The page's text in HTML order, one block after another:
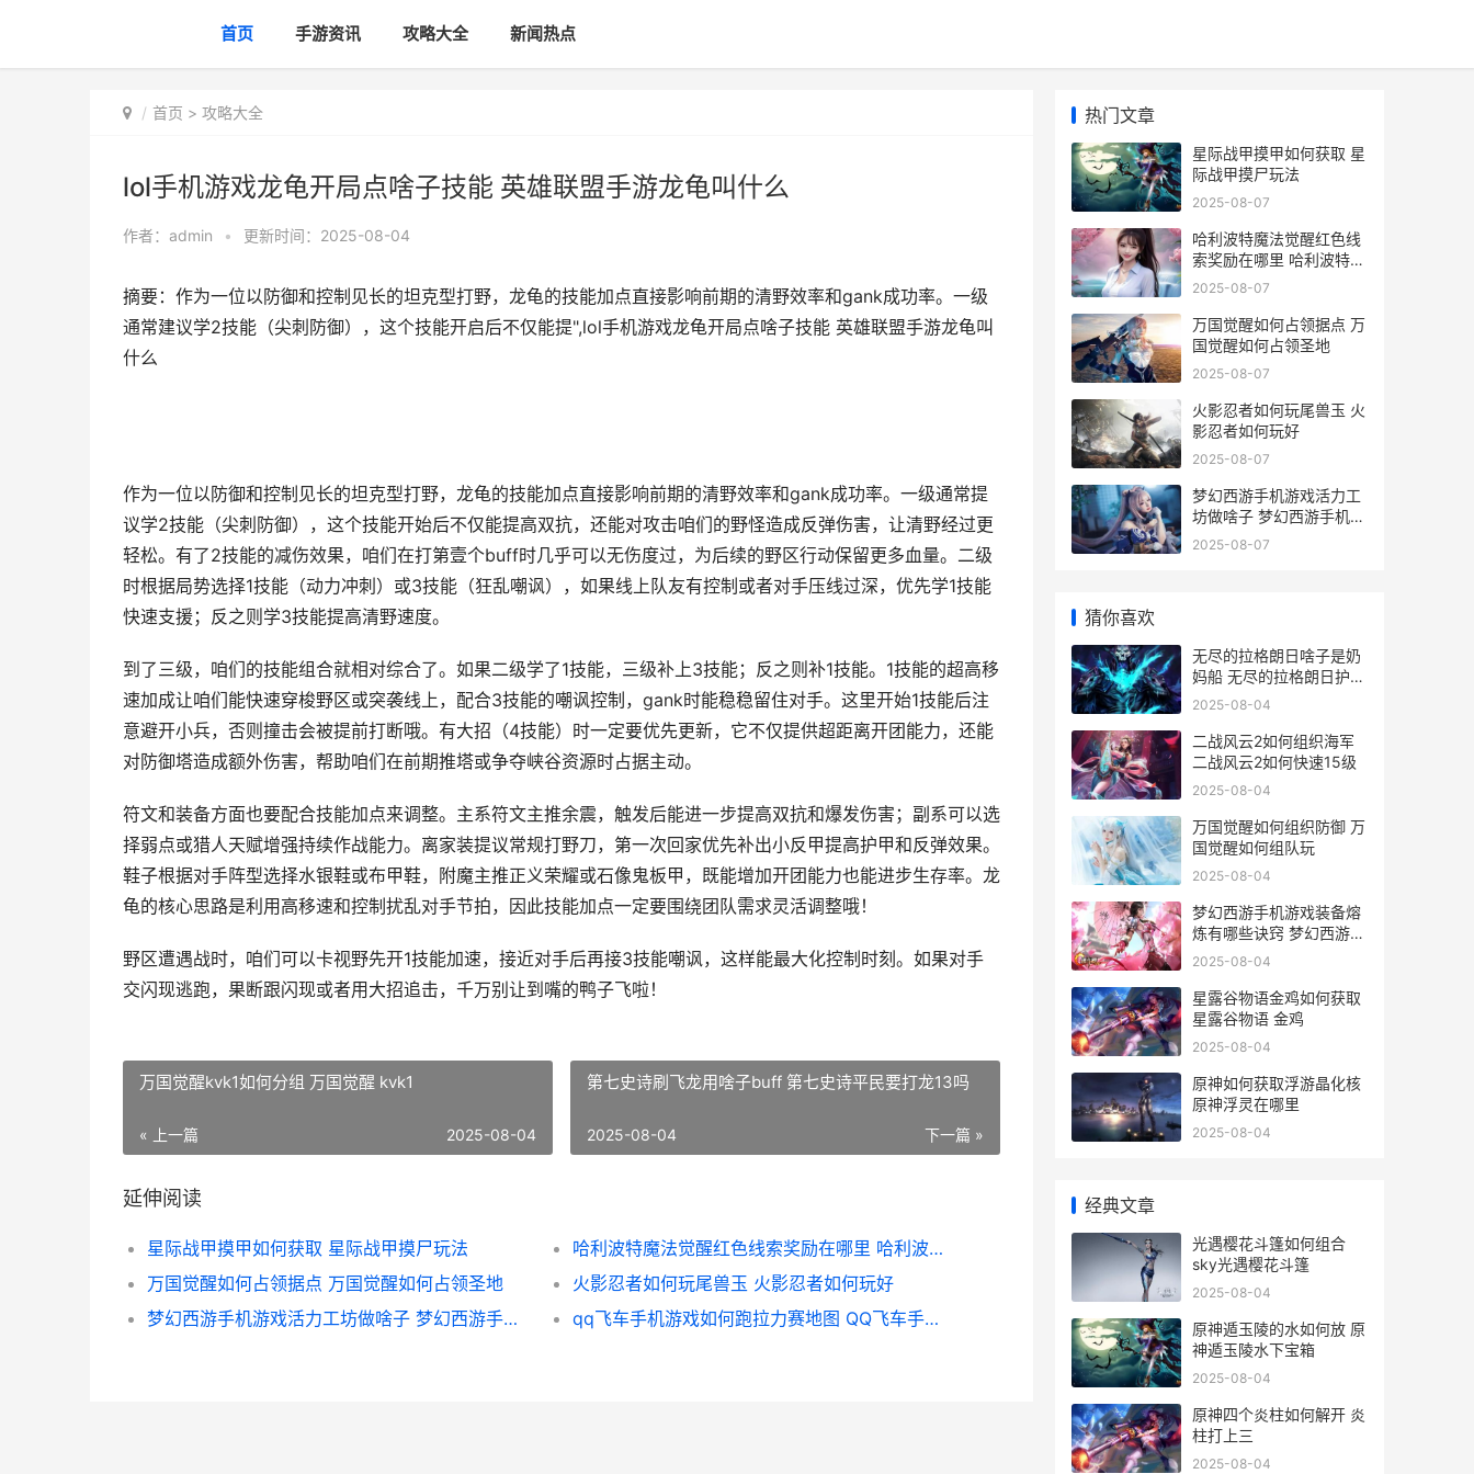
首页 手游资讯 攻略大全 新闻热点
首页 > 攻略大全
lol手机游戏龙龟开局点啥子技能 英雄联盟手游龙龟叫什么
作者： admin • 更新时间：2025-08-04
摘要：作为一位以防御和控制见长的坦克型打野，龙龟的技能加点直接影响前期的清野效率和gank成功率。一级
通常建议学2技能（尖刺防御），这个技能开启后不仅能提",lol手机游戏龙龟开局点啥子技能 英雄联盟手游龙龟叫
什么
作为一位以防御和控制见长的坦克型打野，龙龟的技能加点直接影响前期的清野效率和gank成功率。一级通常提
议学2技能（尖刺防御），这个技能开始后不仅能提高双抗，还能对攻击咱们的野怪造成反弹伤害，让清野经过更
轻松。有了2技能的减伤效果，咱们在打第壹个buff时几乎可以无伤度过，为后续的野区行动保留更多血量。二级
时根据局势选择1技能（动力冲刺）或3技能（狂乱嘲讽），如果线上队友有控制或者对手压线过深，优先学1技能
快速支援；反之则学3技能提高清野速度。
到了三级，咱们的技能组合就相对综合了。如果二级学了1技能，三级补上3技能；反之则补1技能。1技能的超高移
速加成让咱们能快速穿梭野区或突袭线上，配合3技能的嘲讽控制，gank时能稳稳留住对手。这里开始1技能后注
意避开小兵，否则撞击会被提前打断哦。有大招（4技能）时一定要优先更新，它不仅提供超距离开团能力，还能
对防御塔造成额外伤害，帮助咱们在前期推塔或争夺峡谷资源时占据主动。
符文和装备方面也要配合技能加点来调整。主系符文主推余震，触发后能进一步提高双抗和爆发伤害；副系可以选
择弱点或猎人天赋增强持续作战能力。离家装提议常规打野刀，第一次回家优先补出小反甲提高护甲和反弹效果。
鞋子根据对手阵型选择水银鞋或布甲鞋，附魔主推正义荣耀或石像鬼板甲，既能增加开团能力也能进步生存率。龙
龟的核心思路是利用高移速和控制扰乱对手节拍，因此技能加点一定要围绕团队需求灵活调整哦！
野区遭遇战时，咱们可以卡视野先开1技能加速，接近对手后再接3技能嘲讽，这样能最大化控制时刻。如果对手
交闪现逃跑，果断跟闪现或者用大招追击，千万别让到嘴的鸭子飞啦！
万国觉醒kvk1如何分组 万国觉醒 kvk1
« 上一篇 2025-08-04
第七史诗刷飞龙用啥子buff 第七史诗平民要打龙13吗
下一篇 »
2025-08-04
延伸阅读
星际战甲摸甲如何获取 星际战甲摸尸玩法
哈利波特魔法觉醒红色线索奖励在哪里 哈利波特魔法觉醒周年庆几月几号
万国觉醒如何占领据点 万国觉醒如何占领圣地
火影忍者如何玩尾兽玉 火影忍者如何玩好
梦幻西游手机游戏活力工坊做啥子 梦幻西游手机游戏
qq飞车手机游戏如何跑拉力赛地图 QQ飞车手机游戏不显示头脸
热门文章
星际战甲摸甲如何获取 星
际战甲摸尸玩法
2025-08-07
哈利波特魔法觉醒红色线
索奖励在哪里 哈利波特魔
法觉醒周年庆几月几号
2025-08-07
万国觉醒如何占领据点 万
国觉醒如何占领圣地
2025-08-07
火影忍者如何玩尾兽玉 火
影忍者如何玩好
2025-08-07
梦幻西游手机游戏活力工
坊做啥子 梦幻西游手机游
戏
2025-08-07
猜你喜欢
无尽的拉格朗日啥子是奶
妈船 无尽的拉格朗日护卫
舰排行
2025-08-04
二战风云2如何组织海军
二战风云2如何快速15级
2025-08-04
万国觉醒如何组织防御 万
国觉醒如何组队玩
2025-08-04
梦幻西游手机游戏装备熔
炼有哪些诀窍 梦幻西游手
机游戏怎么玩
2025-08-04
星露谷物语金鸡如何获取
星露谷物语 金鸡
2025-08-04
原神如何获取浮游晶化核
原神浮灵在哪里
2025-08-04
经典文章
光遇樱花斗篷如何组合
sky光遇樱花斗篷
2025-08-04
原神遁玉陵的水如何放 原
神遁玉陵水下宝箱
2025-08-04
原神四个炎柱如何解开 炎
柱打上三
2025-08-04